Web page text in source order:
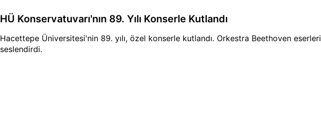
HÜ Konservatuvarı'nın 89. Yılı Konserle Kutlandı
Hacettepe Üniversitesi'nin 89. yılı, özel konserle kutlandı. Orkestra Beethoven eserleri
seslendirdi.